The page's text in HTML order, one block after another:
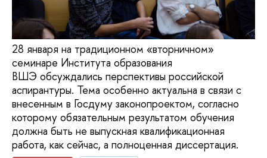
28 января на традиционном «вторничном»
семинаре Института образования
ВШЭ обсуждались перспективы российской
аспирантуры. Тема особенно актуальна в связи с
внесенным в Госдуму законопроектом, согласно
которому обязательным результатом обучения
должна быть не выпускная квалификационная
работа, как сейчас, а полноценная диссертация.